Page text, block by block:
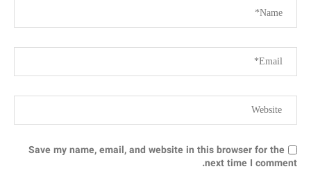
Save my name, email, and website in this browser for the
next time I comment.